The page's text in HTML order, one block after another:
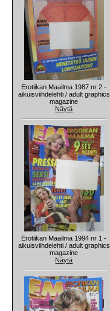
Erotiikan Maailma 1987 nr 2 -
aikuisviihdelehti / adult graphics
magazine
Näytä
Erotiikan Maailma 1994 nr 1 -
aikuisviihdelehti / adult graphics
magazine
Näytä